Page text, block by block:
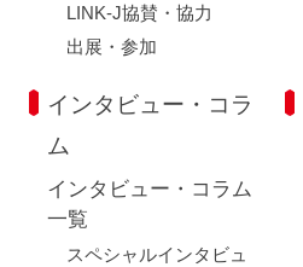
LINK-J協賛・協力
出展・参加
インタビュー・コラ
ム
インタビュー・コラム
一覧
スペシャルインタビュ